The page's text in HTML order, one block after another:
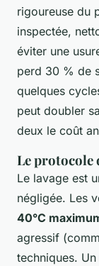
rigoureuse du
inspectée,
éviter une
perd 30 % de
quelques
peut doubler
deux le coût
Le protocole
Le lavage est
négligée. Les
40°C
agressif
techniques.